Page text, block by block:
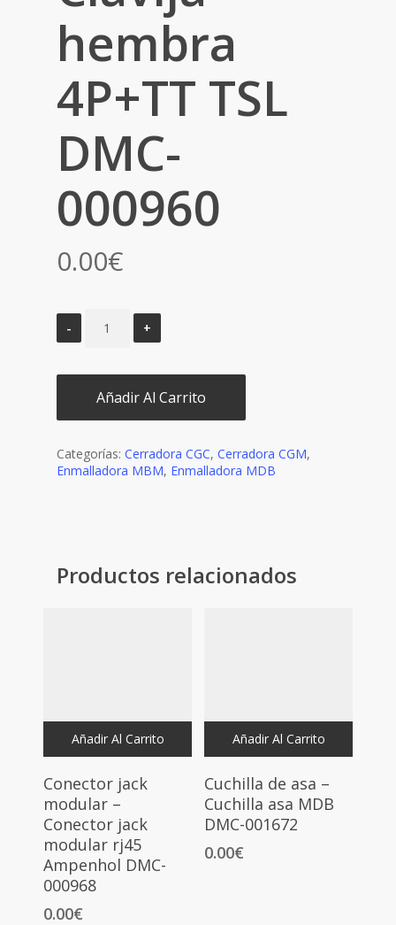
hembra
4P+TT TSL
DMC-
000960
0.00€
Añadir Al Carrito
Categorías: Cerradora CGC, Cerradora CGM,
Enmalladora MBM, Enmalladora MDB
Productos relacionados
Añadir Al Carrito
Conector jack
modular –
Conector jack
modular rj45
Ampenhol DMC-
000968
0.00€
Añadir Al Carrito
Cuchilla de asa –
Cuchilla asa MDB
DMC-001672
0.00€